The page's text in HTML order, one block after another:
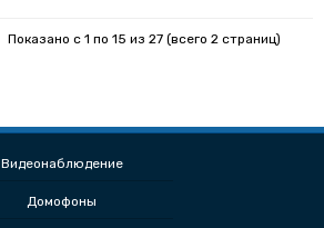
Показано с 1 по 15 из 27 (всего 2 страниц)
Видеонаблюдение
Домофоны